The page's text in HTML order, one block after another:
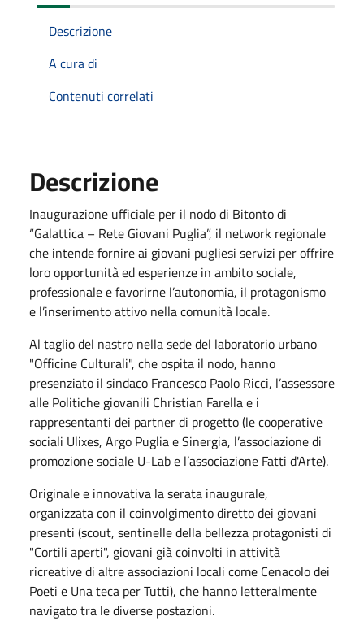
Descrizione
A cura di
Contenuti correlati
Descrizione
Inaugurazione ufficiale per il nodo di Bitonto di
“Galattica – Rete Giovani Puglia”, il network regionale
che intende fornire ai giovani pugliesi servizi per offrire
loro opportunità ed esperienze in ambito sociale,
professionale e favorirne l’autonomia, il protagonismo
e l’inserimento attivo nella comunità locale.
Al taglio del nastro nella sede del laboratorio urbano
"Officine Culturali", che ospita il nodo, hanno
presenziato il sindaco Francesco Paolo Ricci, l’assessore
alle Politiche giovanili Christian Farella e i
rappresentanti dei partner di progetto (le cooperative
sociali Ulixes, Argo Puglia e Sinergia, l’associazione di
promozione sociale U-Lab e l’associazione Fatti d'Arte).
Originale e innovativa la serata inaugurale,
organizzata con il coinvolgimento diretto dei giovani
presenti (scout, sentinelle della bellezza protagonisti di
"Cortili aperti", giovani già coinvolti in attività
ricreative di altre associazioni locali come Cenacolo dei
Poeti e Una teca per Tutti), che hanno letteralmente
navigato tra le diverse postazioni.